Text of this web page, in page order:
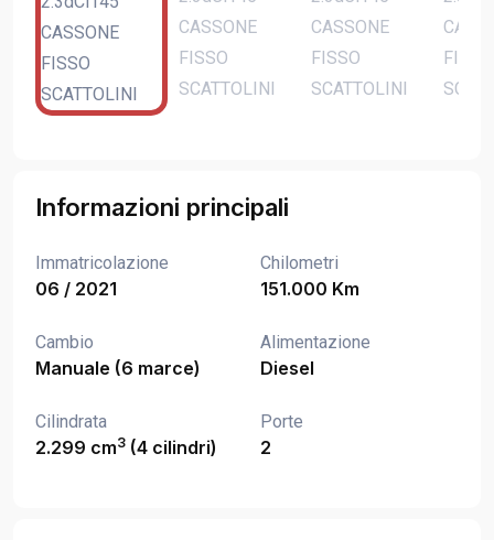
Informazioni principali
Immatricolazione
06 / 2021
Chilometri
151.000 Km
Cambio
Manuale (6 marce)
Alimentazione
Diesel
Cilindrata
2.299 cm3 (4 cilindri)
Porte
2